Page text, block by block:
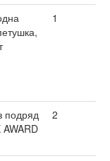
1
подряд
2